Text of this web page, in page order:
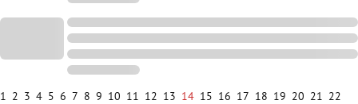
1 2 3 4 5 6 7 8 9 10 11 12 13 14 15 16 17 18 19 20 21 22